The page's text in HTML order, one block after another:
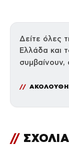
Δείτε όλες
Ελλάδα και
συμβαίνουν,
// ΣΧΟΛΙΑ